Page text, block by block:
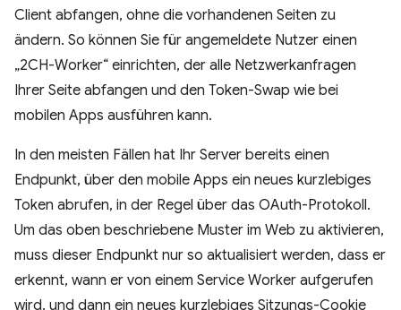
Client abfangen, ohne die vorhandenen Seiten zu
ändern. So können Sie für angemeldete Nutzer einen
„2CH-Worker“ einrichten, der alle Netzwerkanfragen
Ihrer Seite abfangen und den Token-Swap wie bei
mobilen Apps ausführen kann.
In den meisten Fällen hat Ihr Server bereits einen
Endpunkt, über den mobile Apps ein neues kurzlebiges
Token abrufen, in der Regel über das OAuth-Protokoll.
Um das oben beschriebene Muster im Web zu aktivieren,
muss dieser Endpunkt nur so aktualisiert werden, dass er
erkennt, wann er von einem Service Worker aufgerufen
wird, und dann ein neues kurzlebiges Sitzungs-Cookie